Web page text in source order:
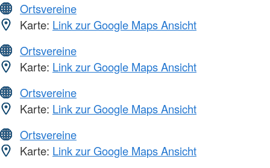
Ortsvereine
Karte: Link zur Google Maps Ansicht
Ortsvereine
Karte: Link zur Google Maps Ansicht
Ortsvereine
Karte: Link zur Google Maps Ansicht
Ortsvereine
Karte: Link zur Google Maps Ansicht